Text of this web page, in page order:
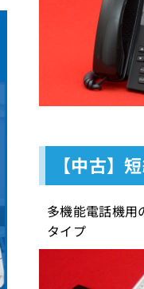
【中古】
多機能電話機
タイプ